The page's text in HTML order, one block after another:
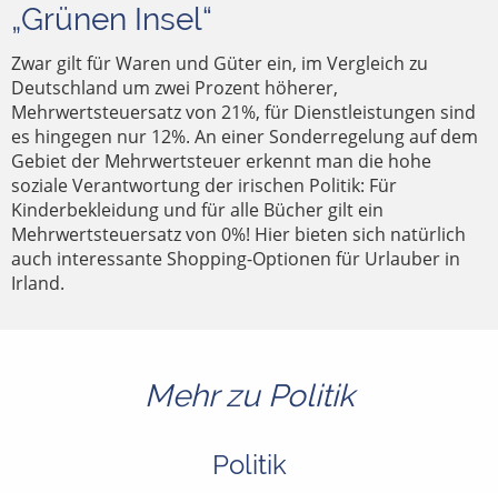
„Grünen Insel“
Zwar gilt für Waren und Güter ein, im Vergleich zu
Deutschland um zwei Prozent höherer,
Mehrwertsteuersatz von 21%, für Dienstleistungen sind
es hingegen nur 12%. An einer Sonderregelung auf dem
Gebiet der Mehrwertsteuer erkennt man die hohe
soziale Verantwortung der irischen Politik: Für
Kinderbekleidung und für alle Bücher gilt ein
Mehrwertsteuersatz von 0%! Hier bieten sich natürlich
auch interessante Shopping-Optionen für Urlauber in
Irland.
Mehr zu Politik
Politik